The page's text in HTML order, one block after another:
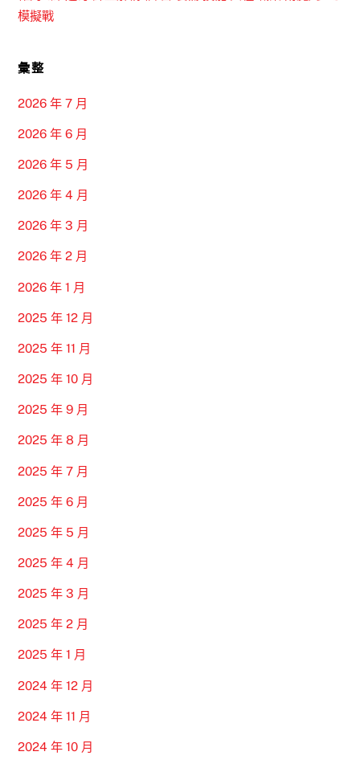
模擬戰
彙整
2026 年 7 月
2026 年 6 月
2026 年 5 月
2026 年 4 月
2026 年 3 月
2026 年 2 月
2026 年 1 月
2025 年 12 月
2025 年 11 月
2025 年 10 月
2025 年 9 月
2025 年 8 月
2025 年 7 月
2025 年 6 月
2025 年 5 月
2025 年 4 月
2025 年 3 月
2025 年 2 月
2025 年 1 月
2024 年 12 月
2024 年 11 月
2024 年 10 月